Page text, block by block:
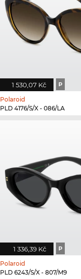
1 530,07 Kč P
Polaroid
PLD 4176/S/X - 086/LA
1 336,39 Kč P
Polaroid
PLD 6243/S/X - 807/M9